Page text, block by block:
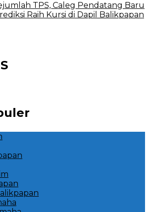
TPS, Caleg Pendatang Baru
Raih Kursi di Dapil Balikpapan